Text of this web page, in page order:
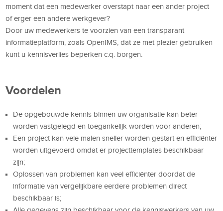
moment dat een medewerker overstapt naar een ander project
of erger een andere werkgever?
Door uw medewerkers te voorzien van een transparant
informatieplatform, zoals OpenIMS, dat ze met plezier gebruiken
kunt u kennisverlies beperken c.q. borgen.
Voordelen
De opgebouwde kennis binnen uw organisatie kan beter
worden vastgelegd en toegankelijk worden voor anderen;
Een project kan vele malen sneller worden gestart en efficiënter
worden uitgevoerd omdat er projecttemplates beschikbaar
zijn;
Oplossen van problemen kan veel efficiënter doordat de
informatie van vergelijkbare eerdere problemen direct
beschikbaar is;